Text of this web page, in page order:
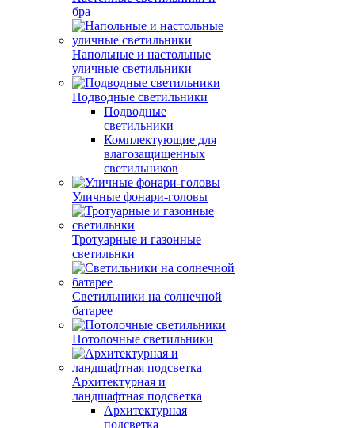
бра
Напольные и настольные
уличные светильники
Подводные светильники
Подводные
светильники
Комплектующие для
влагозащищенных
светильников
Уличные фонари-головы
Тротуарные и газонные
светильнки
Светильники на солнечной
батарее
Потолочные светильники
Архитектурная и
ландшафтная подсветка
Архитектурная
подсветка